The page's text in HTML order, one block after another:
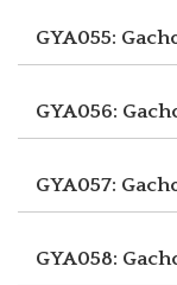
GYA055:
GYA056:
GYA057:
GYA058: